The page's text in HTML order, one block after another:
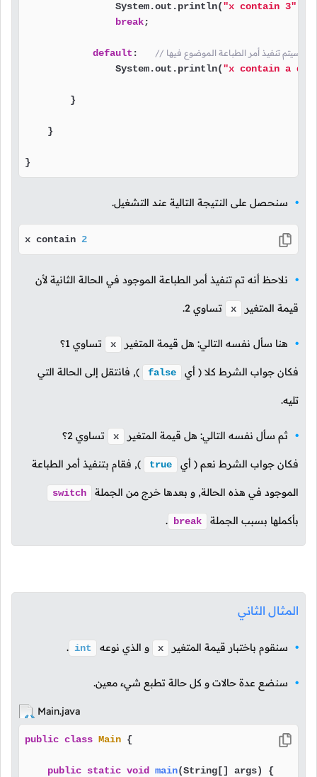
                System.out.println(
"x contain 3"
break;
default : سيتم تنفيذ أمر الطباعة الموضوع فيها
                System.out.println(
"x contain a
        }
    }
}
سنحصل على النتيجة التالية عند التشغيل.
x contain 2
نلاحظ أنه تم تنفيذ أمر الطباعة الموجود في الحالة الثانية لأن
قيمة المتغير x تساوي 2
.
هنا سأل نفسه التالي: هل قيمة المتغير x تساوي 1؟
فكان جواب الشرط كلا ( أي false
), فانتقل إلى الحالة التي
تليه.
ثم سأل نفسه التالي: هل قيمة المتغير x تساوي 2؟
فكان جواب الشرط نعم ( أي true
), فقام بتنفيذ أمر الطباعة
الموجود في هذه الحالة, و بعدها خرج من الجملة switch
بأكملها بسبب الجملة break
.
المثال الثاني
سنقوم باختبار قيمة المتغير x و الذي نوعه int
.
سنضع عدة حالات و كل حالة تطبع شيء معين.
Main.java
public class Main {
public static void main(String[] args) {